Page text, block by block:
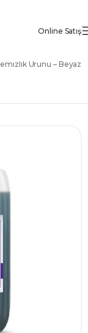
Online Satış
Ürünü – Beyaz